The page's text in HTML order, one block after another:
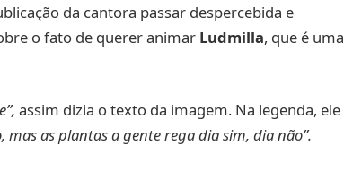
da cantora passar despercebida e
o fato de querer animar Ludmilla, que é uma
assim dizia o texto da imagem. Na legenda, ele
as plantas a gente rega dia sim, dia não”.